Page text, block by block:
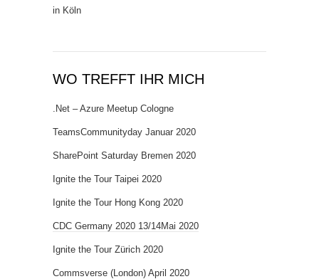
in Köln
WO TREFFT IHR MICH
.Net – Azure Meetup Cologne
TeamsCommunityday Januar 2020
SharePoint Saturday Bremen 2020
Ignite the Tour Taipei 2020
Ignite the Tour Hong Kong 2020
CDC Germany 2020 13/14Mai 2020
Ignite the Tour Zürich 2020
Commsverse (London) April 2020